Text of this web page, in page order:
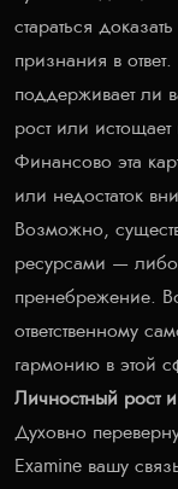
стараться
признания в ответ.
поддерживает ли
рост или
Финансово эта
или недостаток
Возможно,
ресурсами — либо
пренебрежение.
ответственному
гармонию в этой
Личностный рост и
Духовно
Examine вашу